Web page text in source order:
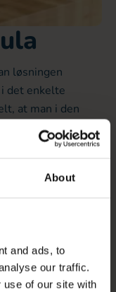
About
and ads, to
our traffic.
use of our site with
løsningen
det enkelte
at man i den
overvejelser
mellem